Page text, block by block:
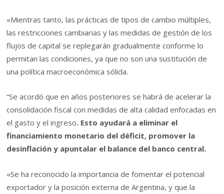
«Mientras tanto, las prácticas de tipos de cambio múltiples,
las restricciones cambiarias y las medidas de gestión de los
flujos de capital se replegarán gradualmente conforme lo
permitan las condiciones, ya que no son una sustitución de
una política macroeconómica sólida.
“Se acordó que en años posteriores se habrá de acelerar la
consolidación fiscal con medidas de alta calidad enfocadas en
el gasto y el ingreso. Esto ayudará a eliminar el
financiamiento monetario del déficit, promover la
desinflación y apuntalar el balance del banco central.
«Se ha reconocido la importancia de fomentar el potencial
exportador y la posición externa de Argentina, y que la